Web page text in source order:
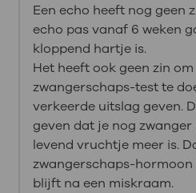
Een echo heeft nog geen
echo pas vanaf 6 weken
kloppend hartje is.
Het heeft ook geen zin
zwangerschaps-test te
verkeerde uitslag geven.
geven dat je nog zwanger
levend vruchtje meer is.
zwangerschaps-
blijft na een miskraam.